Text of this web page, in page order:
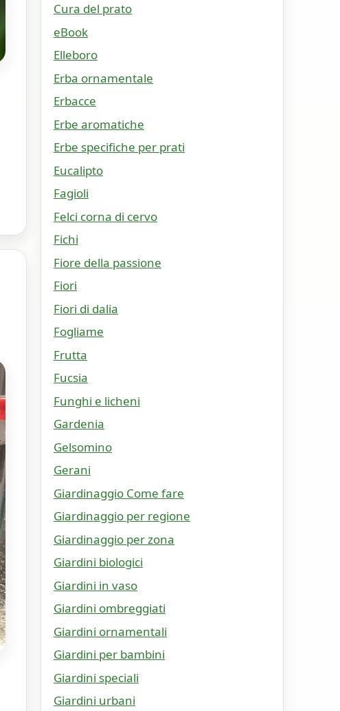
Cura del prato
eBook
Elleboro
Erba ornamentale
Erbacce
Erbe aromatiche
Erbe specifiche per prati
Eucalipto
Fagioli
Felci corna di cervo
Fichi
Fiore della passione
Fiori
Fiori di dalia
Fogliame
Frutta
Fucsia
Funghi e licheni
Gardenia
Gelsomino
Gerani
Giardinaggio Come fare
Giardinaggio per regione
Giardinaggio per zona
Giardini biologici
Giardini in vaso
Giardini ombreggiati
Giardini ornamentali
Giardini per bambini
Giardini speciali
Giardini urbani